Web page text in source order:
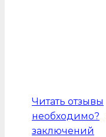
Читать отзывы
необходимо?
заключений